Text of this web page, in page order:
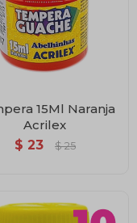
15Ml Naranja
Acrilex
$ 23 $ 25